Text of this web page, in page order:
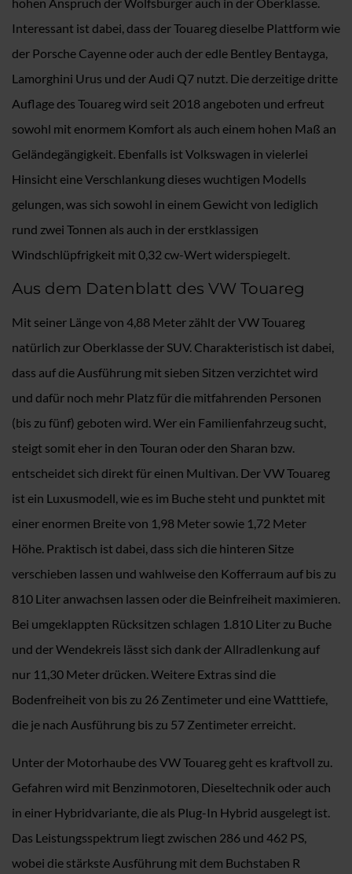
Interessant ist dabei, dass der Touareg dieselbe Plattform wie
der Porsche Cayenne oder auch der edle Bentley Bentayga,
Lamorghini Urus und der Audi Q7 nutzt. Die derzeitige dritte
Auflage des Touareg wird seit 2018 angeboten und erfreut
sowohl mit enormem Komfort als auch einem hohen Maß an
Geländegängigkeit. Ebenfalls ist Volkswagen in vielerlei
Hinsicht eine Verschlankung dieses wuchtigen Modells
gelungen, was sich sowohl in einem Gewicht von lediglich
rund zwei Tonnen als auch in der erstklassigen
Windschlüpfrigkeit mit 0,32 cw-Wert widerspiegelt.
Aus dem Datenblatt des VW Touareg
Mit seiner Länge von 4,88 Meter zählt der VW Touareg
natürlich zur Oberklasse der SUV. Charakteristisch ist dabei,
dass auf die Ausführung mit sieben Sitzen verzichtet wird
und dafür noch mehr Platz für die mitfahrenden Personen
(bis zu fünf) geboten wird. Wer ein Familienfahrzeug sucht,
steigt somit eher in den Touran oder den Sharan bzw.
entscheidet sich direkt für einen Multivan. Der VW Touareg
ist ein Luxusmodell, wie es im Buche steht und punktet mit
einer enormen Breite von 1,98 Meter sowie 1,72 Meter
Höhe. Praktisch ist dabei, dass sich die hinteren Sitze
verschieben lassen und wahlweise den Kofferraum auf bis zu
810 Liter anwachsen lassen oder die Beinfreiheit maximieren.
Bei umgeklappten Rücksitzen schlagen 1.810 Liter zu Buche
und der Wendekreis lässt sich dank der Allradlenkung auf
nur 11,30 Meter drücken. Weitere Extras sind die
Bodenfreiheit von bis zu 26 Zentimeter und eine Watttiefe,
die je nach Ausführung bis zu 57 Zentimeter erreicht.
Unter der Motorhaube des VW Touareg geht es kraftvoll zu.
Gefahren wird mit Benzinmotoren, Dieseltechnik oder auch
in einer Hybridvariante, die als Plug-In Hybrid ausgelegt ist.
Das Leistungsspektrum liegt zwischen 286 und 462 PS,
wobei die stärkste Ausführung mit dem Buchstaben R